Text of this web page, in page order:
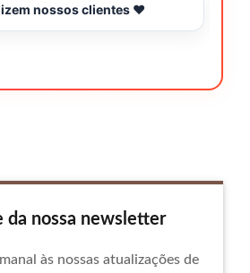
nossos clientes ❤️
da nossa newsletter
às nossas atualizações de